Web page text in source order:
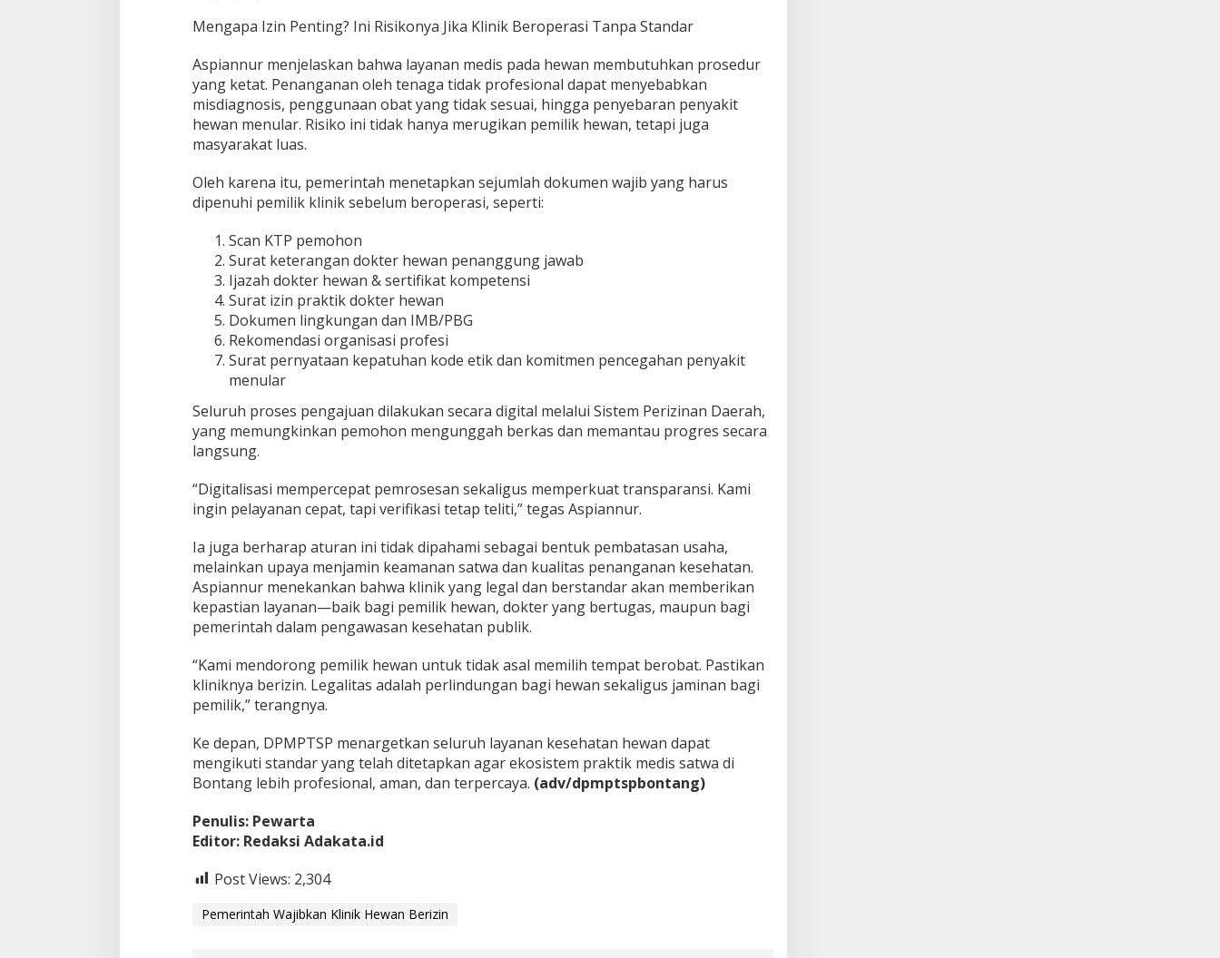
g
a
w
a
b
Mengapa Izin Penting? Ini Risikonya Jika Klinik Beroperasi Tanpa Standar
Aspiannur menjelaskan bahwa layanan medis pada hewan membutuhkan prosedur
yang ketat. Penanganan oleh tenaga tidak profesional dapat menyebabkan
misdiagnosis, penggunaan obat yang tidak sesuai, hingga penyebaran penyakit
hewan menular. Risiko ini tidak hanya merugikan pemilik hewan, tetapi juga
masyarakat luas.
Oleh karena itu, pemerintah menetapkan sejumlah dokumen wajib yang harus
dipenuhi pemilik klinik sebelum beroperasi, seperti:
Scan KTP pemohon
Surat keterangan dokter hewan penanggung jawab
Ijazah dokter hewan & sertifikat kompetensi
Surat izin praktik dokter hewan
Dokumen lingkungan dan IMB/PBG
Rekomendasi organisasi profesi
Surat pernyataan kepatuhan kode etik dan komitmen pencegahan penyakit
menular
Seluruh proses pengajuan dilakukan secara digital melalui Sistem Perizinan Daerah,
yang memungkinkan pemohon mengunggah berkas dan memantau progres secara
langsung.
“Digitalisasi mempercepat pemrosesan sekaligus memperkuat transparansi. Kami
ingin pelayanan cepat, tapi verifikasi tetap teliti,” tegas Aspiannur.
Ia juga berharap aturan ini tidak dipahami sebagai bentuk pembatasan usaha,
melainkan upaya menjamin keamanan satwa dan kualitas penanganan kesehatan.
Aspiannur menekankan bahwa klinik yang legal dan berstandar akan memberikan
kepastian layanan—baik bagi pemilik hewan, dokter yang bertugas, maupun bagi
pemerintah dalam pengawasan kesehatan publik.
“Kami mendorong pemilik hewan untuk tidak asal memilih tempat berobat. Pastikan
kliniknya berizin. Legalitas adalah perlindungan bagi hewan sekaligus jaminan bagi
pemilik,” terangnya.
Ke depan, DPMPTSP menargetkan seluruh layanan kesehatan hewan dapat
mengikuti standar yang telah ditetapkan agar ekosistem praktik medis satwa di
Bontang lebih profesional, aman, dan terpercaya. (adv/dpmptspbontang)
Penulis: Pewarta
Editor: Redaksi Adakata.id
Post Views: 2,304
Pemerintah Wajibkan Klinik Hewan Berizin